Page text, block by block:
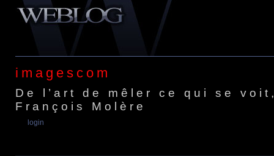
imagescom
De l’art de mêler ce qui se
François Molère
login